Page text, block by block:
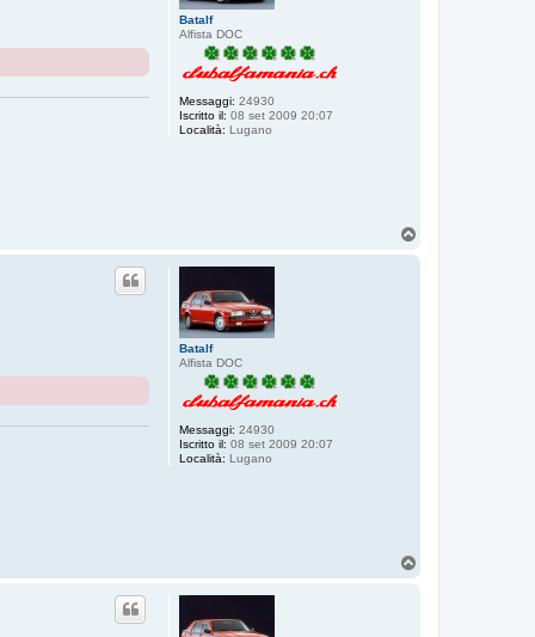
Batalf
Alfista DOC
Messaggi: 24930
Iscritto il: 08 set 2009 20:07
Località: Lugano
Batalf
Alfista DOC
Messaggi: 24930
Iscritto il: 08 set 2009 20:07
Località: Lugano